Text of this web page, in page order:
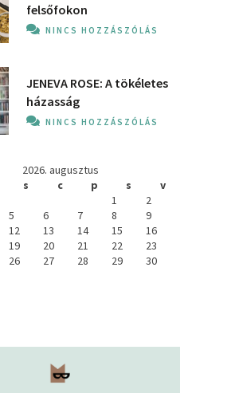
felsőfokon
NINCS HOZZÁSZÓLÁS
JENEVA ROSE: A ​tökéletes
házasság
NINCS HOZZÁSZÓLÁS
2026. augusztus
s c p s
v
1
2
5 6 7 8
9
12 13 14 15
16
19 20 21 22
23
26 27 28 29
30